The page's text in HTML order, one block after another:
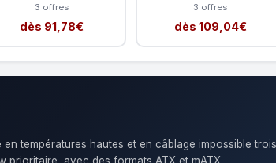
3 offres
dès 91,78€
3 offres
dès 109,04€
températures hautes et en câblage impossible trois